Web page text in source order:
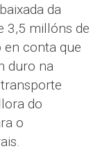
da
3,5 millóns de
conta que
duro na
do
o